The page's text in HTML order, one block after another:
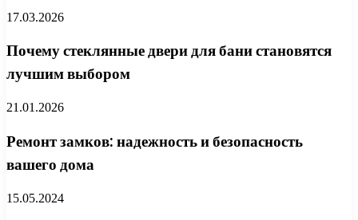
17.03.2026
Почему стеклянные двери для бани становятся
лучшим выбором
21.01.2026
Ремонт замков: надежность и безопасность
вашего дома
15.05.2024